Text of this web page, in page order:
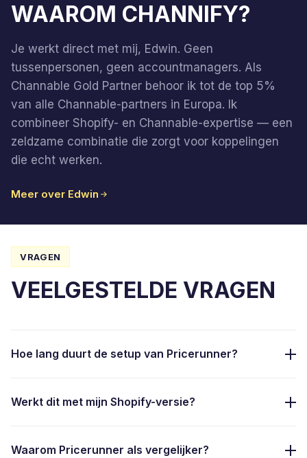
WAAROM CHANNIFY?
Je werkt direct met mij, Edwin. Geen
tussenpersonen, geen accountmanagers. Als
Channable Gold Partner behoor ik tot de top 5%
van alle Channable-partners in Europa. Ik
combineer Shopify- en Channable-expertise — een
zeldzame combinatie die zorgt voor koppelingen
die echt werken.
Meer over Edwin
VRAGEN
VEELGESTELDE VRAGEN
Hoe lang duurt de setup van Pricerunner?
Werkt dit met mijn Shopify-versie?
Waarom Pricerunner als vergelijker?